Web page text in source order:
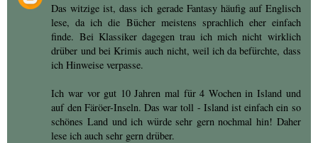
Das witzige ist, dass ich gerade Fantasy häufig auf Englisch
lese, da ich die Bücher meistens sprachlich eher einfach
finde. Bei Klassiker dagegen trau ich mich nicht wirklich
drüber und bei Krimis auch nicht, weil ich da befürchte, dass
ich Hinweise verpasse.
Ich war vor gut 10 Jahren mal für 4 Wochen in Island und
auf den Färöer-Inseln. Das war toll - Island ist einfach ein so
schönes Land und ich würde sehr gern nochmal hin! Daher
lese ich auch sehr gern drüber.